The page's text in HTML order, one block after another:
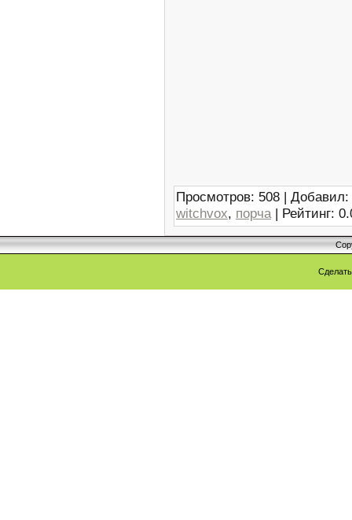
Просмотров: 508 | Добавил:
witchvox, порча | Рейтинг: